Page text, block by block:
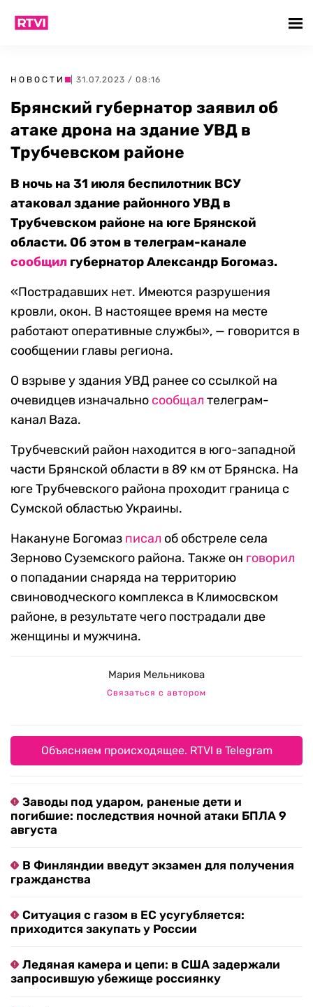
НОВОСТИ | 31.07.2023 / 08:16
Брянский губернатор заявил об
атаке дрона на здание УВД в
Трубчевском районе
В ночь на 31 июля беспилотник ВСУ
атаковал здание районного УВД в
Трубчевском районе на юге Брянской
области. Об этом в телеграм-канале
сообщил губернатор Александр Богомаз.
«Пострадавших нет. Имеются разрушения
кровли, окон. В настоящее время на месте
работают оперативные службы», — говорится в
сообщении главы региона.
О взрыве у здания УВД ранее со ссылкой на
очевидцев изначально сообщал телеграм-
канал Baza.
Трубчевский район находится в юго-западной
части Брянской области в 89 км от Брянска. На
юге Трубчевского района проходит граница с
Сумской областью Украины.
Накануне Богомаз писал об обстреле села
Зерново Суземского района. Также он говорил
о попадании снаряда на территорию
свиноводческого комплекса в Климосвском
районе, в результате чего пострадали две
женщины и мужчина.
Мария Мельникова
Связаться с автором
Объясняем происходящее. RTVI в Telegram
Заводы под ударом, раненые дети и
погибшие: последствия ночной атаки БПЛА 9
августа
В Финляндии введут экзамен для получения
гражданства
Ситуация с газом в ЕС усугубляется:
приходится закупать у России
Ледяная камера и цепи: в США задержали
запросившую убежище россиянку